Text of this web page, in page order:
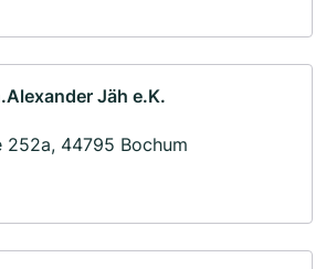
Jäh e.K.
252a, 44795 Bochum